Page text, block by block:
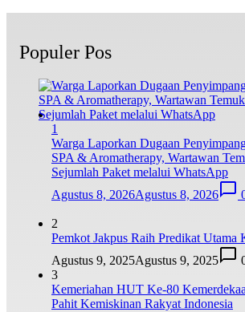
Populer Pos
1
Warga Laporkan Dugaan
SPA & Aromatherapy, Wartawan
Sejumlah Paket melalui WhatsApp
Agustus 8, 2026Agustus 8, 2026
2
Pemkot Jakpus Raih Predikat Utama
Agustus 9, 2025Agustus 9, 2025
3
Kemeriahan HUT Ke-80
Pahit Kemiskinan Rakyat Indonesia